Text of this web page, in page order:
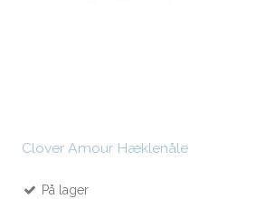
Clover Amour Hæklenåle
På lager